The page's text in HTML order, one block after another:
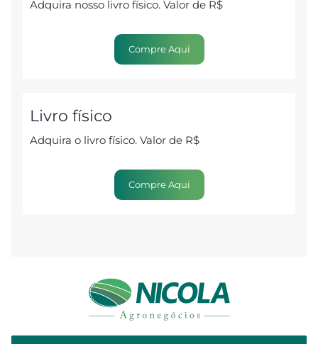
Adquira nosso livro físico. Valor de R$
Compre Aqui
Livro físico
Adquira o livro físico. Valor de R$
Compre Aqui